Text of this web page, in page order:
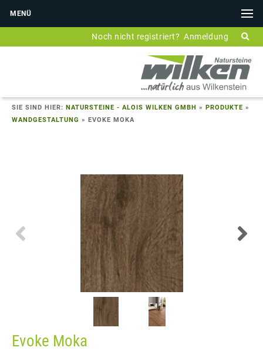
MENÜ
Anmeldung
Noch nicht registriert?
SIE SIND HIER: NATURSTEINE - ALOIS WILKEN GMBH » PRODUKTE »
WANDGESTALTUNG » EVOKE MOKA
Evoke Moka